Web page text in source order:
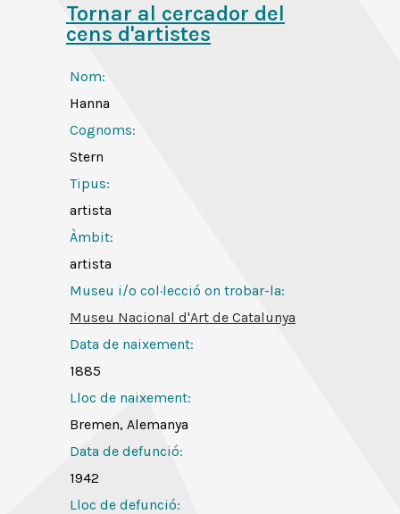
Tornar al cercador del
cens d'artistes
Nom:
Hanna
Cognoms:
Stern
Tipus:
artista
Àmbit:
artista
Museu i/o col·lecció on trobar-la:
Museu Nacional d'Art de Catalunya
Data de naixement:
1885
Lloc de naixement:
Bremen, Alemanya
Data de defunció:
1942
Lloc de defunció: